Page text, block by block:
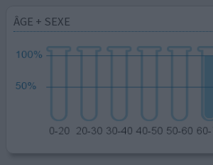
ÂGE + SEXE